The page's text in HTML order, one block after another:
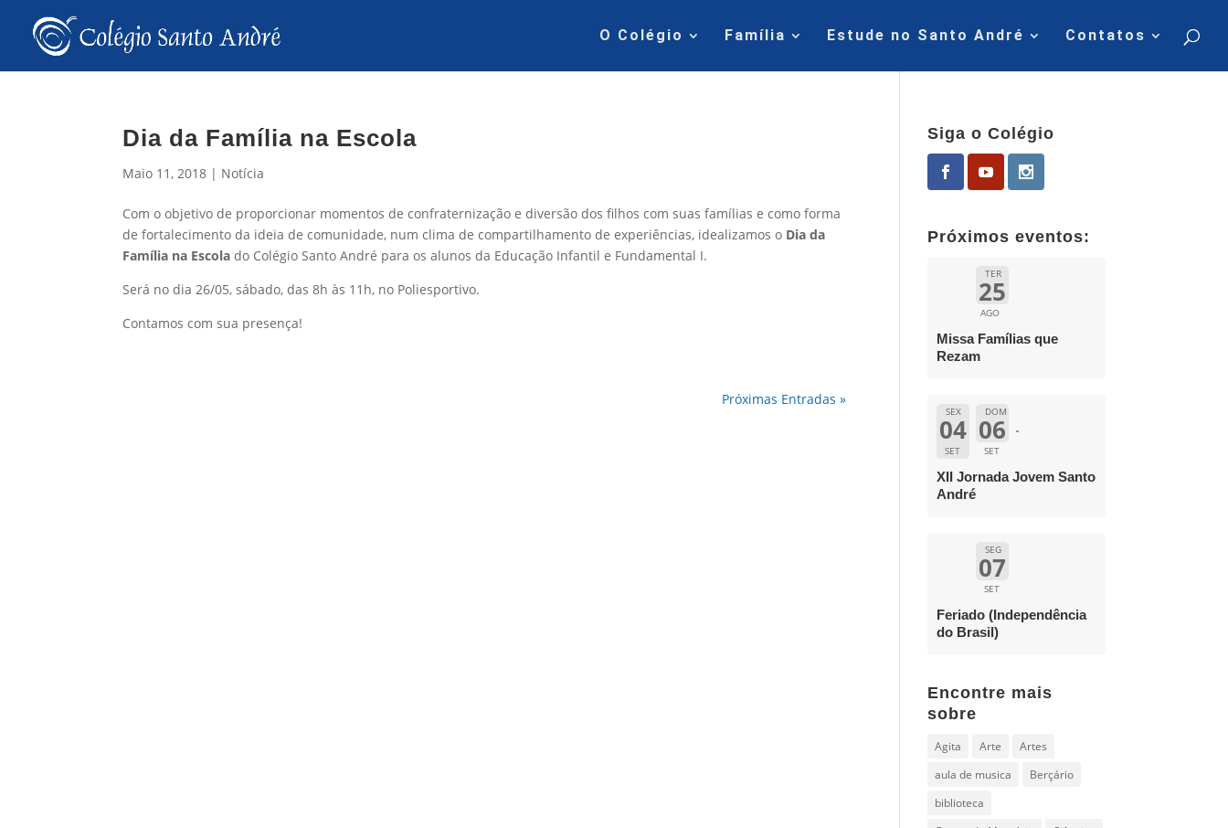
O Colégio Família Estude no Santo André Contatos
Dia da Família na Escola
Maio 11, 2018 | Notícia
Com o objetivo de proporcionar momentos de confraternização e diversão dos filhos com suas famílias e como forma
de fortalecimento da ideia de comunidade, num clima de compartilhamento de experiências, idealizamos o Dia da
Família na Escola do Colégio Santo André para os alunos da Educação Infantil e Fundamental I.
Será no dia 26/05, sábado, das 8h às 11h, no Poliesportivo.
Contamos com sua presença!
Próximas Entradas »
Siga o Colégio
Próximos eventos:
TER
25
AGO
Missa Famílias que
Rezam
SEX
04
SET
DOM
06
SET
XII Jornada Jovem Santo
André
SEG
07
SET
Feriado (Independência
do Brasil)
Encontre mais
sobre
Agita Arte
Artes
aula de musica
Berçário
biblioteca